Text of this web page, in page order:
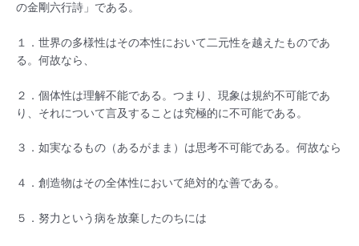
の金剛六行詩」である。
１．世界の多様性はその本性において二元性を越えたものであ
る。何故なら、
２．個体性は理解不能である。つまり、現象は規約不可能であ
り、それについて言及することは究極的に不可能である。
３．如実なるもの（あるがまま）は思考不可能である。何故なら
４．創造物はその全体性において絶対的な善である。
５．努力という病を放棄したのちには